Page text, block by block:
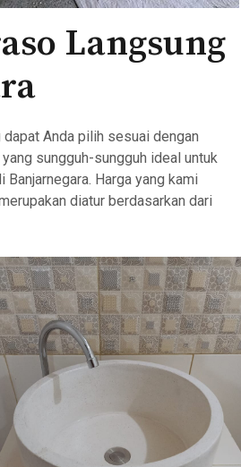
Langsung
Anda pilih sesuai dengan
sungguh-sungguh ideal untuk
Harga yang kami
diatur berdasarkan dari